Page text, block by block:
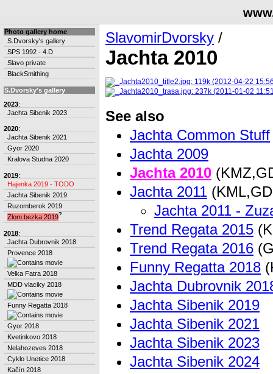
Photo gallery home
S.Dvorsky's gallery
SPS 1992 - 4.D
Slavo private
BlackSmithing
S.Dvorsky's gallery
2023:
Jachta Sibenik 2023
2020:
Jachta Sibenik 2021
Gyor 2020
Kralova Studna 2020
2019:
Hajenka 2019 - TODO
Jachta Sibenik 2019
Ruzomberok 2019
Zlom.bezka 2019?
2018:
Jachta Dubrovnik 2018
Provence 2018
Velka Fatra 2018
MDD vlaciky 2018
Funny Regatta 2018
Gyor 2018
Kvetinkovo 2018
Nelahozeves 2018
Cyklo Unetice 2018
Kačín 2018
SlavomirDvorsky /
Jachta 2010
See also
Jachta Common Stuff
Jachta 2009
Jachta 2010
Jachta 2011
Jachta 2011 -
Trend Regata 2015
Trend Regata 2016
Funny Regatta 2018
Jachta Dubrovnik
Jachta Sibenik 2019
Jachta Sibenik 2021
Jachta Sibenik 2023
Jachta Sibenik 2024